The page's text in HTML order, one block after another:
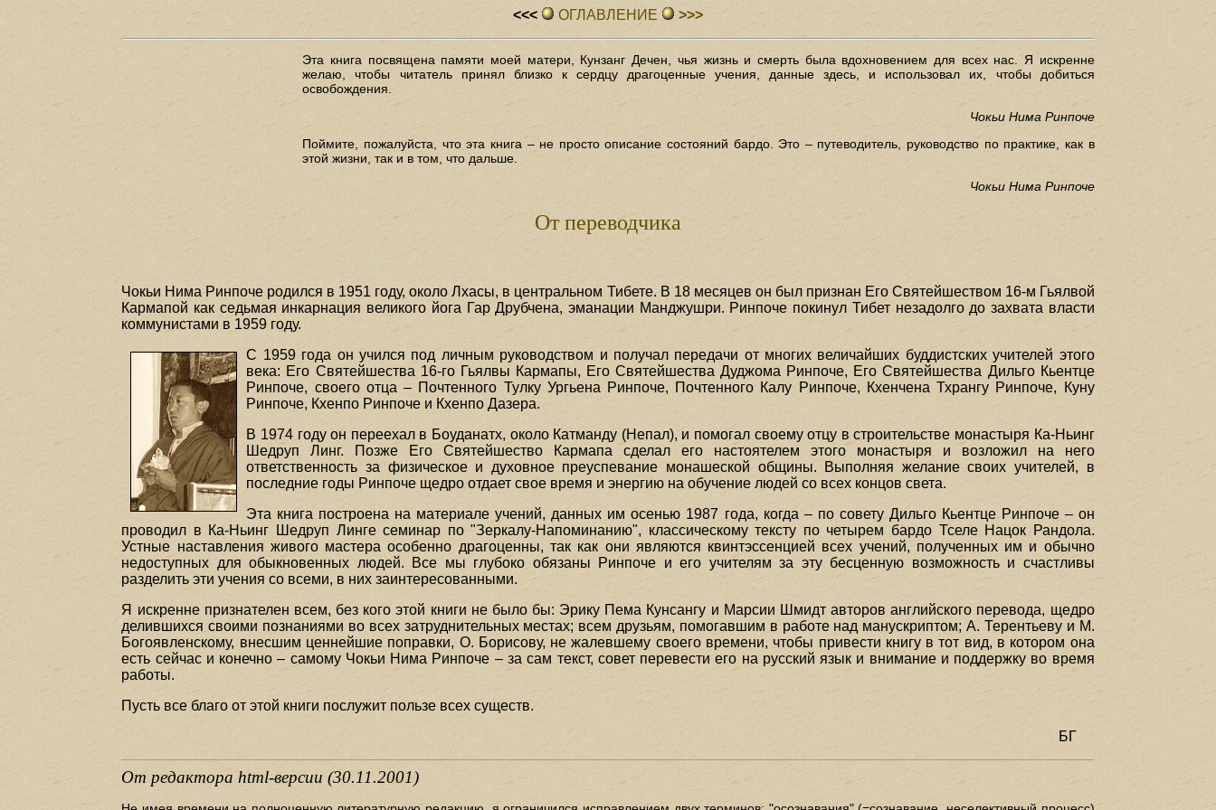
<<< ОГЛАВЛЕHИЕ >>>
Эта книга посвящена памяти моей матери, Кунзанг Дечен, чья жизнь и смерть была вдохновением для всех нас. Я искренне
желаю, чтобы читатель принял близко к сердцу драгоценные учения, данные здесь, и использовал их, чтобы добиться
освобождения.
Чокьи Нима Ринпоче
Поймите, пожалуйста, что эта книга – не просто описание состояний бардо. Это – путеводитель, руководство по практике, как в
этой жизни, так и в том, что дальше.
Чокьи Нима Ринпоче
От переводчика
Чокьи Нима Ринпоче родился в 1951 году, около Лхасы, в центральном Тибете. В 18 месяцев он был признан Его Святейшеством 16-м Гьялвой
Кармапой как седьмая инкарнация великого йога Гар Друбчена, эманации Манджушри. Ринпоче покинул Тибет незадолго до захвата власти
коммунистами в 1959 году.
С 1959 года он учился под личным руководством и получал передачи от многих величайших буддистских учителей этого
века: Его Святейшества 16-го Гьялвы Кармапы, Его Святейшества Дуджома Ринпоче, Его Святейшества Дильго Кьентце
Ринпоче, своего отца – Почтенного Тулку Ургьена Ринпоче, Почтенного Калу Ринпоче, Кхенчена Тхрангу Ринпоче, Куну
Ринпоче, Кхенпо Ринпоче и Кхенпо Дазера.
В 1974 году он переехал в Боуданатх, около Катманду (Непал), и помогал своему отцу в строительстве монастыря Ка-Ньинг
Шедруп Линг. Позже Его Святейшество Кармапа сделал его настоятелем этого монастыря и возложил на него
ответственность за физическое и духовное преуспевание монашеской общины. Выполняя желание своих учителей, в
последние годы Ринпоче щедро отдает свое время и энергию на обучение людей со всех концов света.
Эта книга построена на материале учений, данных им осенью 1987 года, когда – по совету Дильго Кьентце Ринпоче – он
проводил в Ка-Ньинг Шедруп Линге семинар по "Зеркалу-Напоминанию", классическому тексту по четырем бардо Тселе Нацок Рандола.
Устные наставления живого мастера особенно драгоценны, так как они являются квинтэссенцией всех учений, полученных им и обычно
недоступных для обыкновенных людей. Все мы глубоко обязаны Ринпоче и его учителям за эту бесценную возможность и счастливы
разделить эти учения со всеми, в них заинтересованными.
Я искренне признателен всем, без кого этой книги не было бы: Эрику Пема Кунсангу и Марсии Шмидт авторов английского перевода, щедро
делившихся своими познаниями во всех затруднительных местах; всем друзьям, помогавшим в работе над манускриптом; А. Терентьеву и М.
Богоявленскому, внесшим ценнейшие поправки, О. Борисову, не жалевшему своего времени, чтобы привести книгу в тот вид, в котором она
есть сейчас и конечно – самому Чокьи Нима Ринпоче – за сам текст, совет перевести его на русский язык и внимание и поддержку во время
работы.
Пусть все благо от этой книги послужит пользе всех существ.
БГ
От редактора html-версии (30.11.2001)